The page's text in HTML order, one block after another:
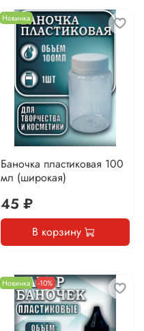
Новинка
Баночка пластиковая 100
мл (широкая)
45 ₽
В корзину
Новинка -10%